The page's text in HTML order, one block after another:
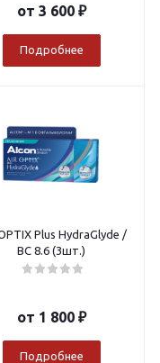
от 3 600 ₽
Подробнее
Plus HydraGlyde /
BC 8.6 (3шт.)
от 1 800 ₽
Подробнее